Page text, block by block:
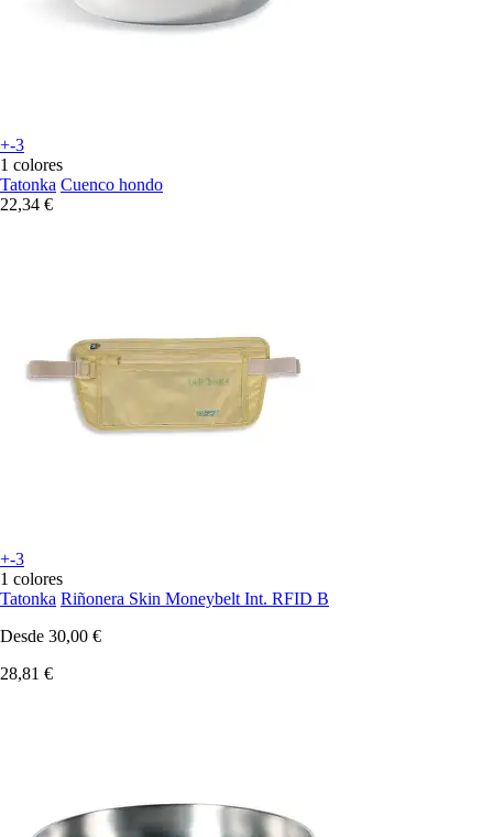
+-3
1 colores
Tatonka Cuenco hondo
22,34 €
+-3
1 colores
Tatonka Riñonera Skin Moneybelt Int. RFID B
Desde 30,00 €
28,81 €